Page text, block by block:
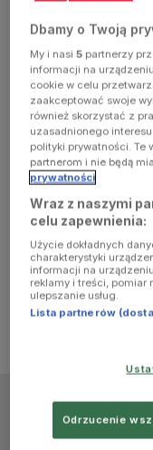
has
occurred
(see the
browser
console for
more
information)
Dbamy o Twoją
My i nasi5 partnerzy
informacji na
cookie w celu
zaakceptować swoje
również skorzystać z
uzasadnionego
polityki prywatności. Te
partnerom i nie będą
prywatności
Wraz z naszymi
celu zapewnienia:
Użycie dokładnych
charakterystyki
informacji na
reklamy i treści, pomiar
ulepszanie usług.
Lista partnerów
Odrzucenie